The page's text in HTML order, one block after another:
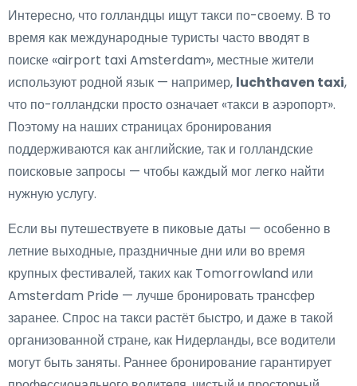
Интересно, что голландцы ищут такси по-своему. В то
время как международные туристы часто вводят в
поиске «airport taxi Amsterdam», местные жители
используют родной язык — например, luchthaven taxi,
что по-голландски просто означает «такси в аэропорт».
Поэтому на наших страницах бронирования
поддерживаются как английские, так и голландские
поисковые запросы — чтобы каждый мог легко найти
нужную услугу.
Если вы путешествуете в пиковые даты — особенно в
летние выходные, праздничные дни или во время
крупных фестивалей, таких как Tomorrowland или
Amsterdam Pride — лучше бронировать трансфер
заранее. Спрос на такси растёт быстро, и даже в такой
организованной стране, как Нидерланды, все водители
могут быть заняты. Раннее бронирование гарантирует